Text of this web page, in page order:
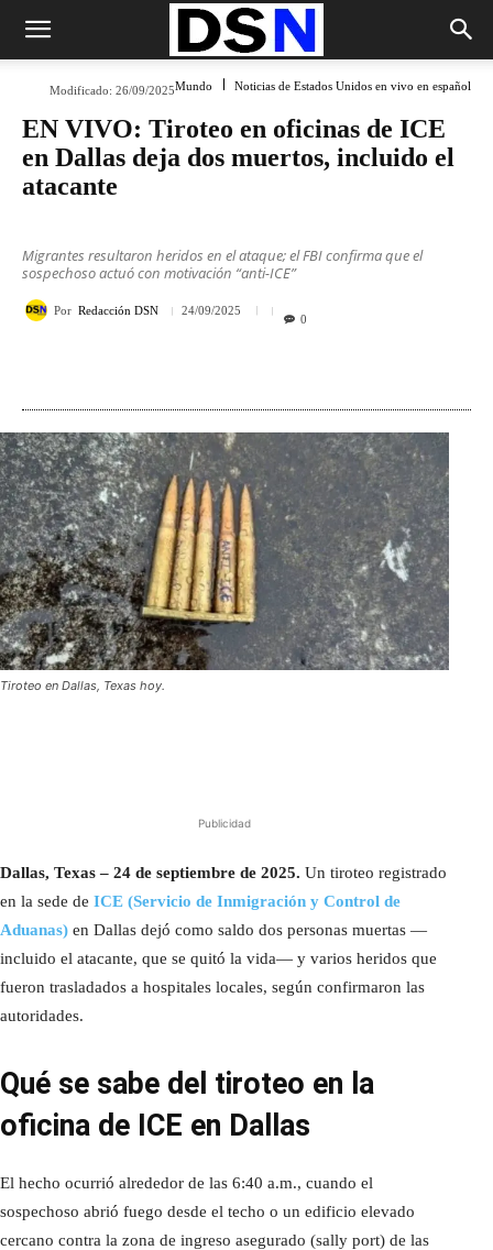
Mundo Noticias de Estados Unidos en vivo en español
Modificado: 26/09/2025
EN VIVO: Tiroteo en oficinas de ICE
en Dallas deja dos muertos, incluido el
atacante
Migrantes resultaron heridos en el ataque; el FBI confirma que el
sospechoso actuó con motivación “anti-ICE”
Por Redacción DSN 24/09/2025
0
Tiroteo en Dallas, Texas hoy.
Publicidad
Dallas, Texas – 24 de septiembre de 2025. Un tiroteo registrado
en la sede de ICE (Servicio de Inmigración y Control de
Aduanas) en Dallas dejó como saldo dos personas muertas —
incluido el atacante, que se quitó la vida— y varios heridos que
fueron trasladados a hospitales locales, según confirmaron las
autoridades.
Qué se sabe del tiroteo en la
oficina de ICE en Dallas
El hecho ocurrió alrededor de las 6:40 a.m., cuando el
sospechoso abrió fuego desde el techo o un edificio elevado
cercano contra la zona de ingreso asegurado (sally port) de las